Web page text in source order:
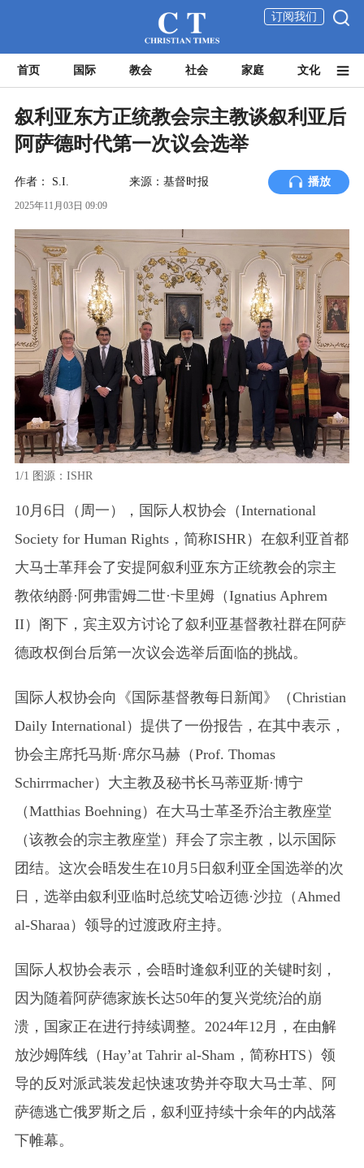
订阅我们
首页 国际 教会 社会 家庭 文化
叙利亚东方正统教会宗主教谈叙利亚后
阿萨德时代第一次议会选举
作者： S.I. 来源：基督时报 播放
2025年11月03日 09:09
1/1 图源：ISHR
10月6日（周一），国际人权协会 （International
Society for Human Rights，简称ISHR） 在叙利亚首都
大马士革拜会了安提阿叙利亚东方正统教会的宗主
教依纳爵·阿弗雷姆二世·卡里姆（Ignatius Aphrem
II） 阁下，宾主双方讨论了叙利亚基督教社群在阿萨
德政权倒台后第一次议会选举后面临的挑战。
国际人权协会向《国际基督教每日新闻》
（Christian
Daily International） 提供了一份报告，在其中表示，
协会主席托马斯·席尔马赫（Prof. Thomas
Schirrmacher） 大主教及秘书长马蒂亚斯·博宁
（Matthias Boehning） 在大马士革圣乔治主教座堂
（该教会的宗主教座堂）拜会了宗主教，以示国际
团结。这次会晤发生在10月5日叙利亚全国选举的次
日，选举由叙利亚临时总统艾哈迈德·沙拉 （Ahmed
al-Sharaa） 领导的过渡政府主持。
国际人权协会表示，会晤时逢叙利亚的关键时刻，
因为随着阿萨德家族长达50年的复兴党统治的崩
溃，国家正在进行持续调整。2024年12月，在由解
放沙姆阵线（Hay’at Tahrir al-Sham，简称HTS） 领
导的反对派武装发起快速攻势并夺取大马士革、阿
萨德逃亡俄罗斯之后，叙利亚持续十余年的内战落
下帷幕。